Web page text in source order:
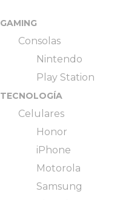
GAMING
Consolas
Nintendo
Play Station
TECNOLOGÍA
Celulares
Honor
iPhone
Motorola
Samsung